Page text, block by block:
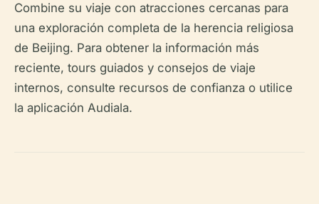
Combine su viaje con atracciones cercanas para
una exploración completa de la herencia religiosa
de Beijing. Para obtener la información más
reciente, tours guiados y consejos de viaje
internos, consulte recursos de confianza o utilice
la aplicación Audiala.